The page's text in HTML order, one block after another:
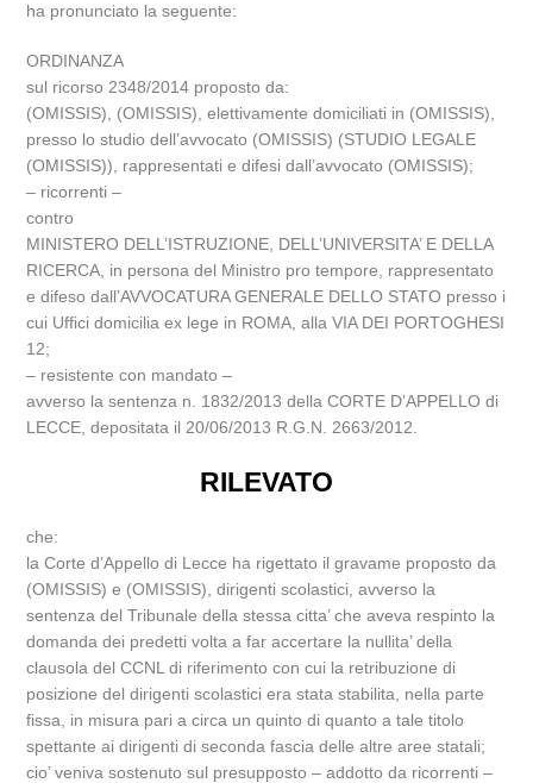
ha pronunciato la seguente:
ORDINANZA
sul ricorso 2348/2014 proposto da:
(OMISSIS), (OMISSIS), elettivamente domiciliati in (OMISSIS),
presso lo studio dell’avvocato (OMISSIS) (STUDIO LEGALE
(OMISSIS)), rappresentati e difesi dall’avvocato (OMISSIS);
– ricorrenti –
contro
MINISTERO DELL’ISTRUZIONE, DELL’UNIVERSITA’ E DELLA
RICERCA, in persona del Ministro pro tempore, rappresentato
e difeso dall’AVVOCATURA GENERALE DELLO STATO presso i
cui Uffici domicilia ex lege in ROMA, alla VIA DEI PORTOGHESI
12;
– resistente con mandato –
avverso la sentenza n. 1832/2013 della CORTE D’APPELLO di
LECCE, depositata il 20/06/2013 R.G.N. 2663/2012.
RILEVATO
che:
la Corte d’Appello di Lecce ha rigettato il gravame proposto da
(OMISSIS) e (OMISSIS), dirigenti scolastici, avverso la
sentenza del Tribunale della stessa citta’ che aveva respinto la
domanda dei predetti volta a far accertare la nullita’ della
clausola del CCNL di riferimento con cui la retribuzione di
posizione del dirigenti scolastici era stata stabilita, nella parte
fissa, in misura pari a circa un quinto di quanto a tale titolo
spettante ai dirigenti di seconda fascia delle altre aree statali;
cio’ veniva sostenuto sul presupposto – addotto da ricorrenti –